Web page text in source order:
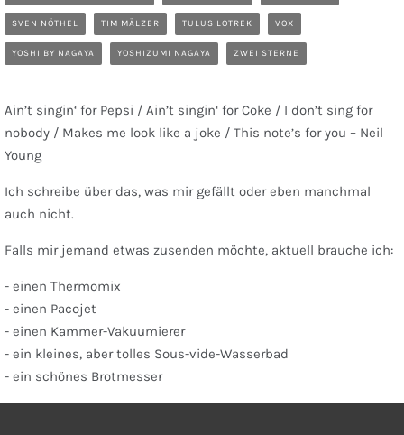
SVEN NÖTHEL TIM MÄLZER TULUS LOTREK VOX
YOSHI BY NAGAYA YOSHIZUMI NAGAYA ZWEI STERNE
Ain’t singin‘ for Pepsi / Ain’t singin‘ for Coke / I don’t sing for
nobody / Makes me look like a joke / This note’s for you – Neil
Young
Ich schreibe über das, was mir gefällt oder eben manchmal
auch nicht.
Falls mir jemand etwas zusenden möchte, aktuell brauche ich:
- einen Thermomix
- einen Pacojet
- einen Kammer-Vakuumierer
- ein kleines, aber tolles Sous-vide-Wasserbad
- ein schönes Brotmesser